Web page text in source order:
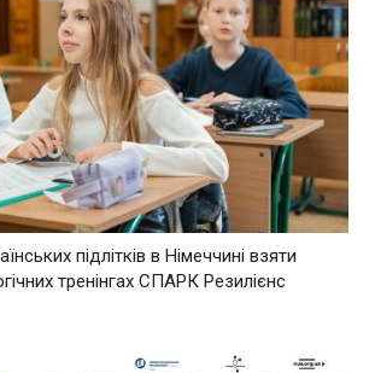
підлітків в Німеччині взяти
тренінгах СПАРК Резилієнс